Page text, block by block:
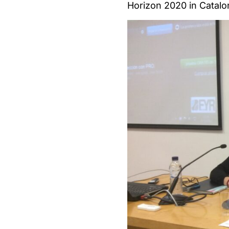
Horizon 2020 in